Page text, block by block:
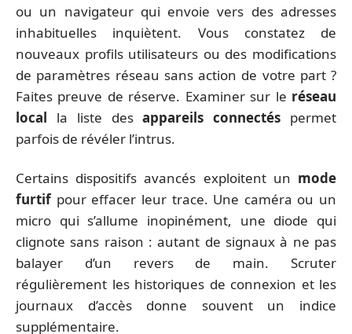
ou un navigateur qui envoie vers des adresses
inhabituelles inquiètent. Vous constatez de
nouveaux profils utilisateurs ou des modifications
de paramètres réseau sans action de votre part ?
Faites preuve de réserve. Examiner sur le réseau
local la liste desappareils connectés permet
parfois de révéler l’intrus.
Certains dispositifs avancés exploitent un mode
furtifpour effacer leur trace. Une caméra ou un
micro qui s’allume inopinément, une diode qui
clignote sans raison : autant de signaux à ne pas
balayer d’un revers de main. Scruter
régulièrement les historiques de connexion et les
journaux d’accès donne souvent un indice
supplémentaire.